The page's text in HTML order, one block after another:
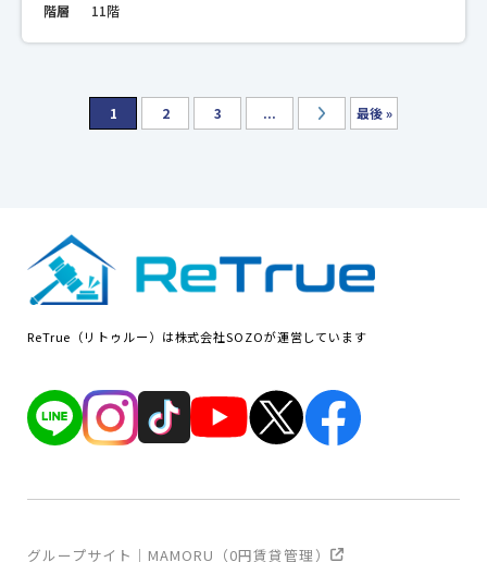
階層
11階
1 2 3 ... 最後 »
ReTrue（リトゥルー）は株式会社SOZOが運営しています
グループサイト｜MAMORU（0円賃貸管理）